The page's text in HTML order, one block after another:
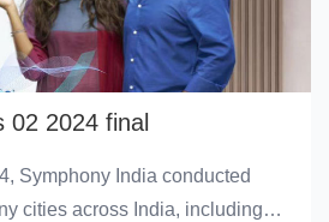
02 2024 final
Symphony India conducted
cities across India, including